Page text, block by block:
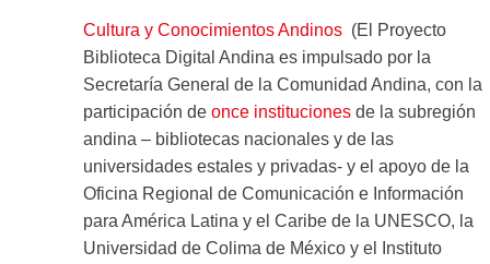
Cultura y Conocimientos Andinos(El Proyecto
Biblioteca Digital Andina es impulsado por la
Secretaría General de la Comunidad Andina, con la
participación de once institucionesde la subregión
andina – bibliotecas nacionales y de las
universidades estales y privadas- y el apoyo de la
Oficina Regional de Comunicación e Información
para América Latina y el Caribe de la UNESCO, la
Universidad de Colima de México y el Instituto